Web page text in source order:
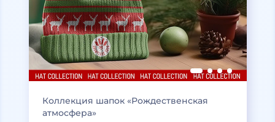
Коллекция шапок «Рождественская
атмосфера»